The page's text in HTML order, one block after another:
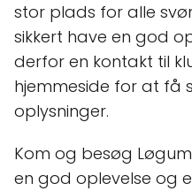
stor plads for alle
sikkert have en god
derfor en kontakt til
hjemmeside for at få
oplysninger.
Kom og besøg
en god oplevelse og